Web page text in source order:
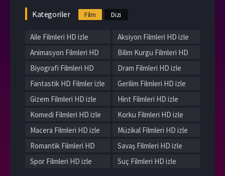
Kategoriler Film Dizi
Aile Filmleri HD izle
Aksiyon Filmleri HD izle
Animasyon Filmleri HD
izle
Bilim Kurgu Filmleri HD
izle
Biyografi Filmleri HD
izle
Dram Filmleri HD izle
Fantastik HD Filmler izle
Gerilim Filmleri HD izle
Gizem Filmleri HD izle
Hint Filmleri HD izle
Komedi Filmleri HD izle
Korku Filmleri HD izle
Macera Filmleri HD izle
Müzikal Filmleri HD izle
Romantik Filmleri HD
izle
Savaş Filmleri HD izle
Spor Filmleri HD izle
Suç Filmleri HD izle